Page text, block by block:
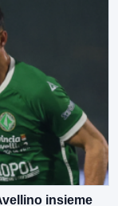
insieme